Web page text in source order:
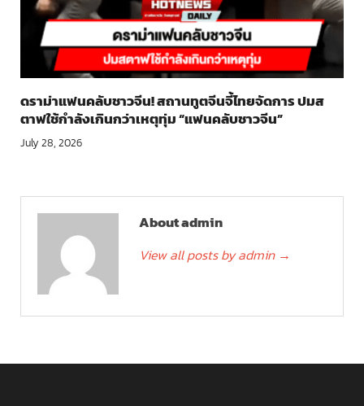
ดราม่าแฟนคลับชาวจีน! สถานทูตจีนจี้ไทยจัดการ ปมส
ตาฟใช้กำลังเกินกว่าเหตุทุ่ม “แฟนคลับชาวจีน”
July 28, 2026
About admin
View all posts by admin →